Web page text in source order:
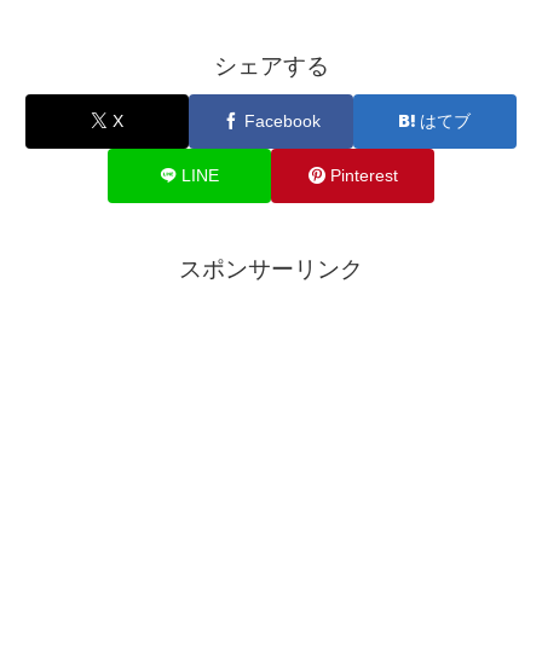
シェアする
X Facebook はてブ
LINE Pinterest
スポンサーリンク